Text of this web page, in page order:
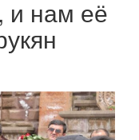
и нам её